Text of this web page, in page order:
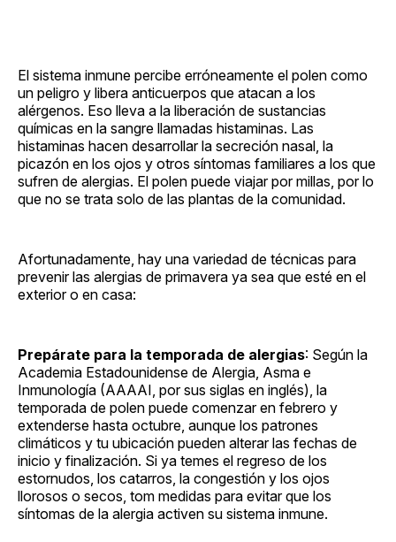
El sistema inmune percibe erróneamente el polen como
un peligro y libera anticuerpos que atacan a los
alérgenos. Eso lleva a la liberación de sustancias
químicas en la sangre llamadas histaminas. Las
histaminas hacen desarrollar la secreción nasal, la
picazón en los ojos y otros síntomas familiares a los que
sufren de alergias. El polen puede viajar por millas, por lo
que no se trata solo de las plantas de la comunidad.
Afortunadamente, hay una variedad de técnicas para
prevenir las alergias de primavera ya sea que esté en el
exterior o en casa:
Prepárate para la temporada de alergias: Según la
Academia Estadounidense de Alergia, Asma e
Inmunología (AAAAI, por sus siglas en inglés), la
temporada de polen puede comenzar en febrero y
extenderse hasta octubre, aunque los patrones
climáticos y tu ubicación pueden alterar las fechas de
inicio y finalización. Si ya temes el regreso de los
estornudos, los catarros, la congestión y los ojos
llorosos o secos, tom medidas para evitar que los
síntomas de la alergia activen su sistema inmune.